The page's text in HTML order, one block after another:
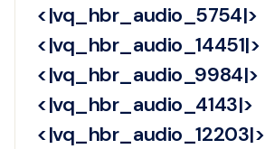
<|vq_hbr_audio_5754|>
<|vq_hbr_audio_14451|>
<|vq_hbr_audio_9984|>
<|vq_hbr_audio_4143|>
<|vq_hbr_audio_12203|>